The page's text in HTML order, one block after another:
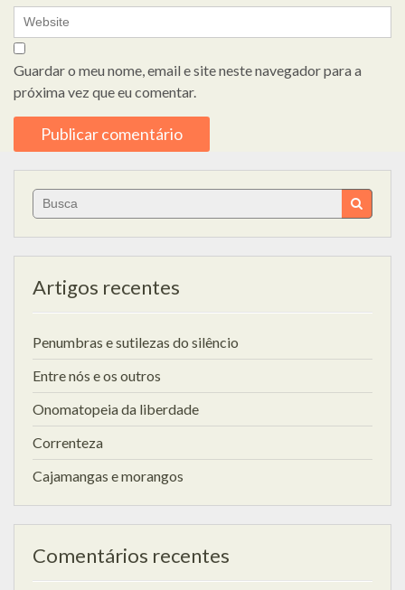
Guardar o meu nome, email e site neste navegador para a
próxima vez que eu comentar.
Search
for:
Artigos recentes
Penumbras e sutilezas do silêncio
Entre nós e os outros
Onomatopeia da liberdade
Correnteza
Cajamangas e morangos
Comentários recentes